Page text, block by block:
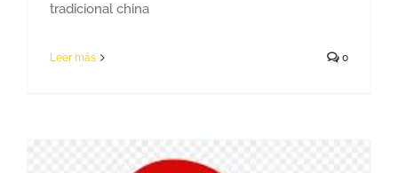
tradicional china
Leer más 0